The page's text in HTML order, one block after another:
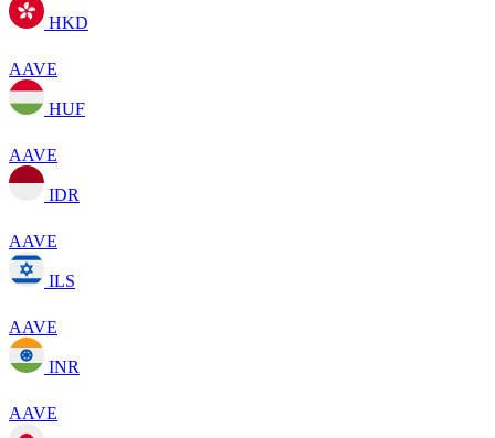
HKD
AAVE
HUF
AAVE
IDR
AAVE
ILS
AAVE
INR
AAVE